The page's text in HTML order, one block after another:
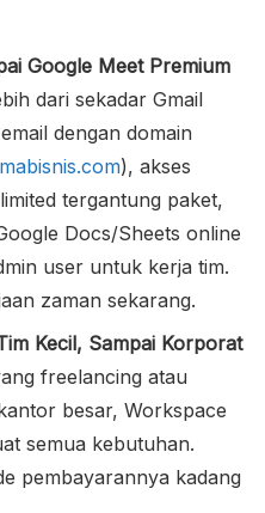
Google Meet Premium
dari sekadar Gmail
dengan domain
), akses
tergantung paket,
Docs/Sheets online
user untuk kerja tim.
zaman sekarang.
Kecil, Sampai Korporat
freelancing atau
besar, Workspace
semua kebutuhan.
pembayarannya kadang